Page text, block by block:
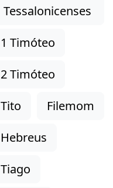
Tessalonicenses
1 Timóteo
2 Timóteo
Tito
Filemom
Hebreus
Tiago